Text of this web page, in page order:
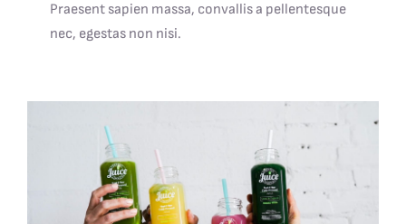
Praesent sapien massa, convallis a pellentesque
nec, egestas non nisi.